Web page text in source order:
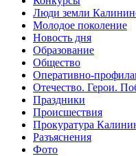
Люди земли
Молодое поколение
Новость дня
Образование
Общество
Оперативно-
Отечество. Герои.
Праздники
Происшествия
Прокуратура
Разъяснения
Фото